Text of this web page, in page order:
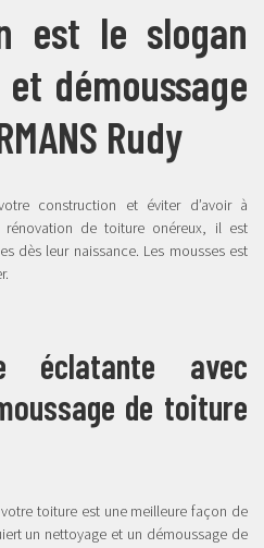
est le slogan
démoussage
Rudy
construction et éviter d’avoir à
rénovation de toiture onéreux, il est
dès leur naissance. Les mousses est
éclatante avec
de toiture
toiture est une meilleure façon de
un nettoyage et un démoussage de